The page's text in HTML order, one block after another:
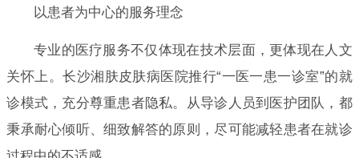
以患者为中心的服务理念
专业的医疗服务不仅体现在技术层面，更体现在人文
关怀上。长沙湘肤皮肤病医院推行“一医一患一诊室”的就
诊模式，充分尊重患者隐私。从导诊人员到医护团队，都
秉承耐心倾听、细致解答的原则，尽可能减轻患者在就诊